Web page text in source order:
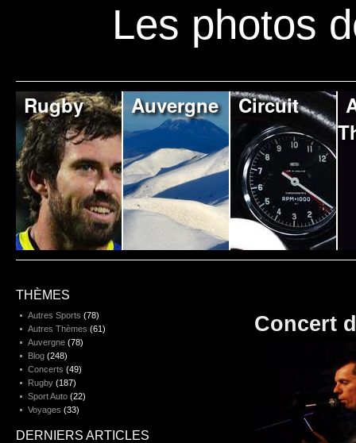
Les photos
Rugby Auvergne Circuit
Concert
THÈMES
Autres Sports (78)
Autres Thèmes (61)
Auvergne (78)
Blog (248)
Concerts (49)
Rugby (187)
Sport Auto (22)
Voyages (33)
DERNIERS ARTICLES